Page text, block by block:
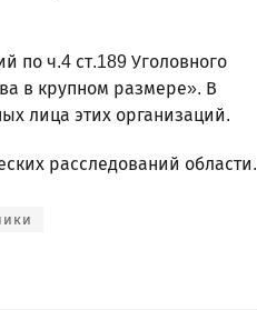
по ч.4 ст.189 Уголовного
в крупном размере». В
лица этих организаций.
расследований области.